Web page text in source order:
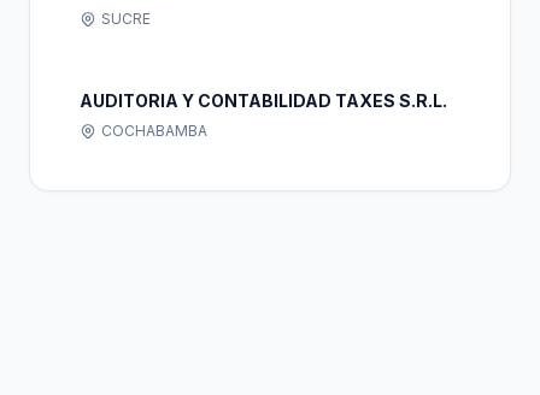
SUCRE
AUDITORIA Y CONTABILIDAD TAXES S.R.L.
COCHABAMBA